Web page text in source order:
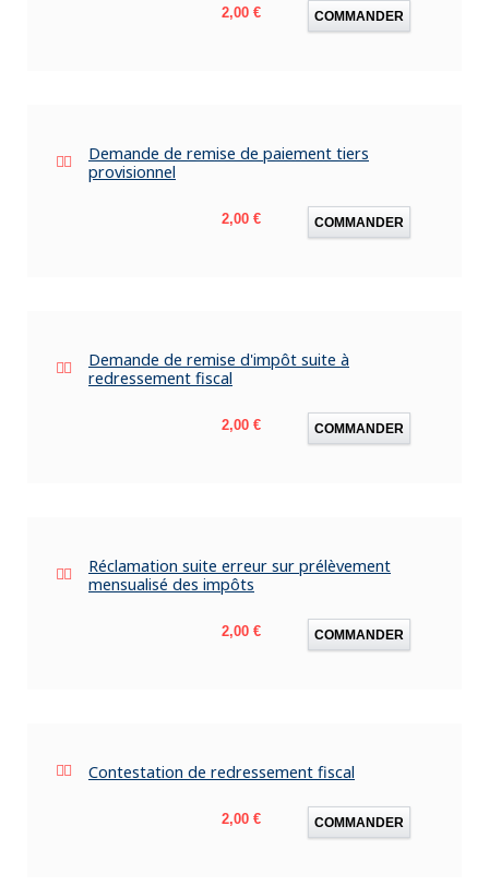
Prix
2,00 € COMMANDER
Demande de remise de paiement tiers
provisionnel
Prix
2,00 € COMMANDER
Demande de remise d'impôt suite à
redressement fiscal
Prix
2,00 € COMMANDER
Réclamation suite erreur sur prélèvement
mensualisé des impôts
Prix
2,00 € COMMANDER
Contestation de redressement fiscal
Prix
2,00 € COMMANDER